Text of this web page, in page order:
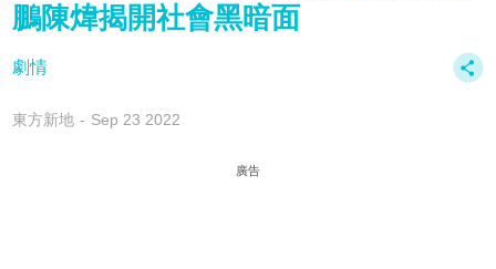
鵬陳煒揭開社會黑暗面
劇情
東方新地 Sep 23 2022
廣告